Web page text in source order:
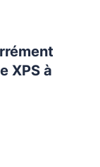
XPS à